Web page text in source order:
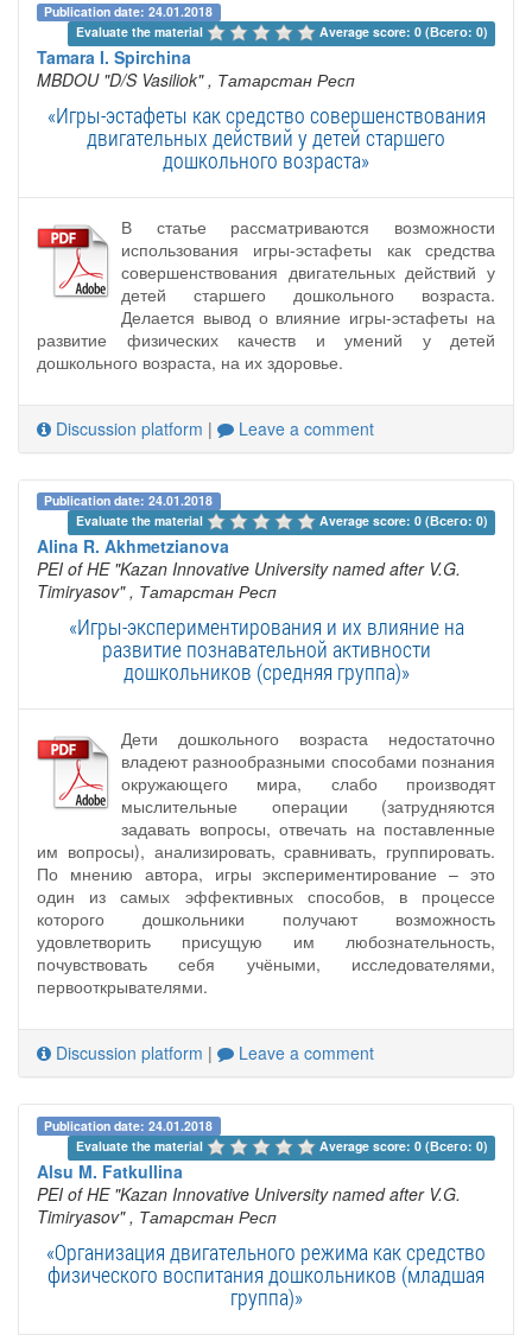
Publication date: 24.01.2018
Evaluate the material
Average score: 0 (Всего: 0)
Tamara I. Spirchina
MBDOU "D/S Vasiliok" , Татарстан Респ
«Игры-эстафеты как средство совершенствования
двигательных действий у детей старшего
дошкольного возраста»
В статье рассматриваются возможности
использования игры-эстафеты как средства
совершенствования двигательных действий у
детей старшего дошкольного возраста.
Делается вывод о влияние игры-эстафеты на
развитие физических качеств и умений у детей
дошкольного возраста, на их здоровье.
Discussion platform | Leave a comment
Publication date: 24.01.2018
Evaluate the material
Average score: 0 (Всего: 0)
Alina R. Akhmetzianova
PEI of HE "Kazan Innovative University named after V.G.
Timiryasov" , Татарстан Респ
«Игры-экспериментирования и их влияние на
развитие познавательной активности
дошкольников (средняя группа)»
Дети дошкольного возраста недостаточно
владеют разнообразными способами познания
окружающего мира, слабо производят
мыслительные операции (затрудняются
задавать вопросы, отвечать на поставленные
им вопросы), анализировать, сравнивать, группировать.
По мнению автора, игры экспериментирование – это
один из самых эффективных способов, в процессе
которого дошкольники получают возможность
удовлетворить присущую им любознательность,
почувствовать себя учёными, исследователями,
первооткрывателями.
Discussion platform | Leave a comment
Publication date: 24.01.2018
Evaluate the material
Average score: 0 (Всего: 0)
Alsu M. Fatkullina
PEI of HE "Kazan Innovative University named after V.G.
Timiryasov" , Татарстан Респ
«Организация двигательного режима как средство
физического воспитания дошкольников (младшая
группа)»